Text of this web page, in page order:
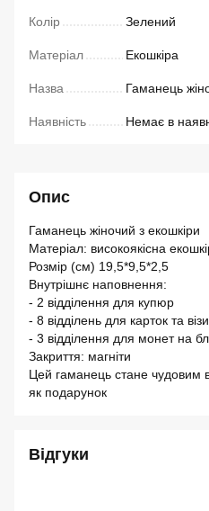
Колір Зелений
Матеріал Екошкіра
Назва Гаманець
Наявність Немає в
Опис
Гаманець жіночий з екошкіри
Матеріал: високоякісна
Розмір (см) 19,5*9,5*2,5
Внутрішнє наповнення:
- 2 відділення для купюр
- 8 відділень для карток та
- 3 відділення для монет на
Закриття: магніти
Цей гаманець стане чудовим
як подарунок
Відгуки